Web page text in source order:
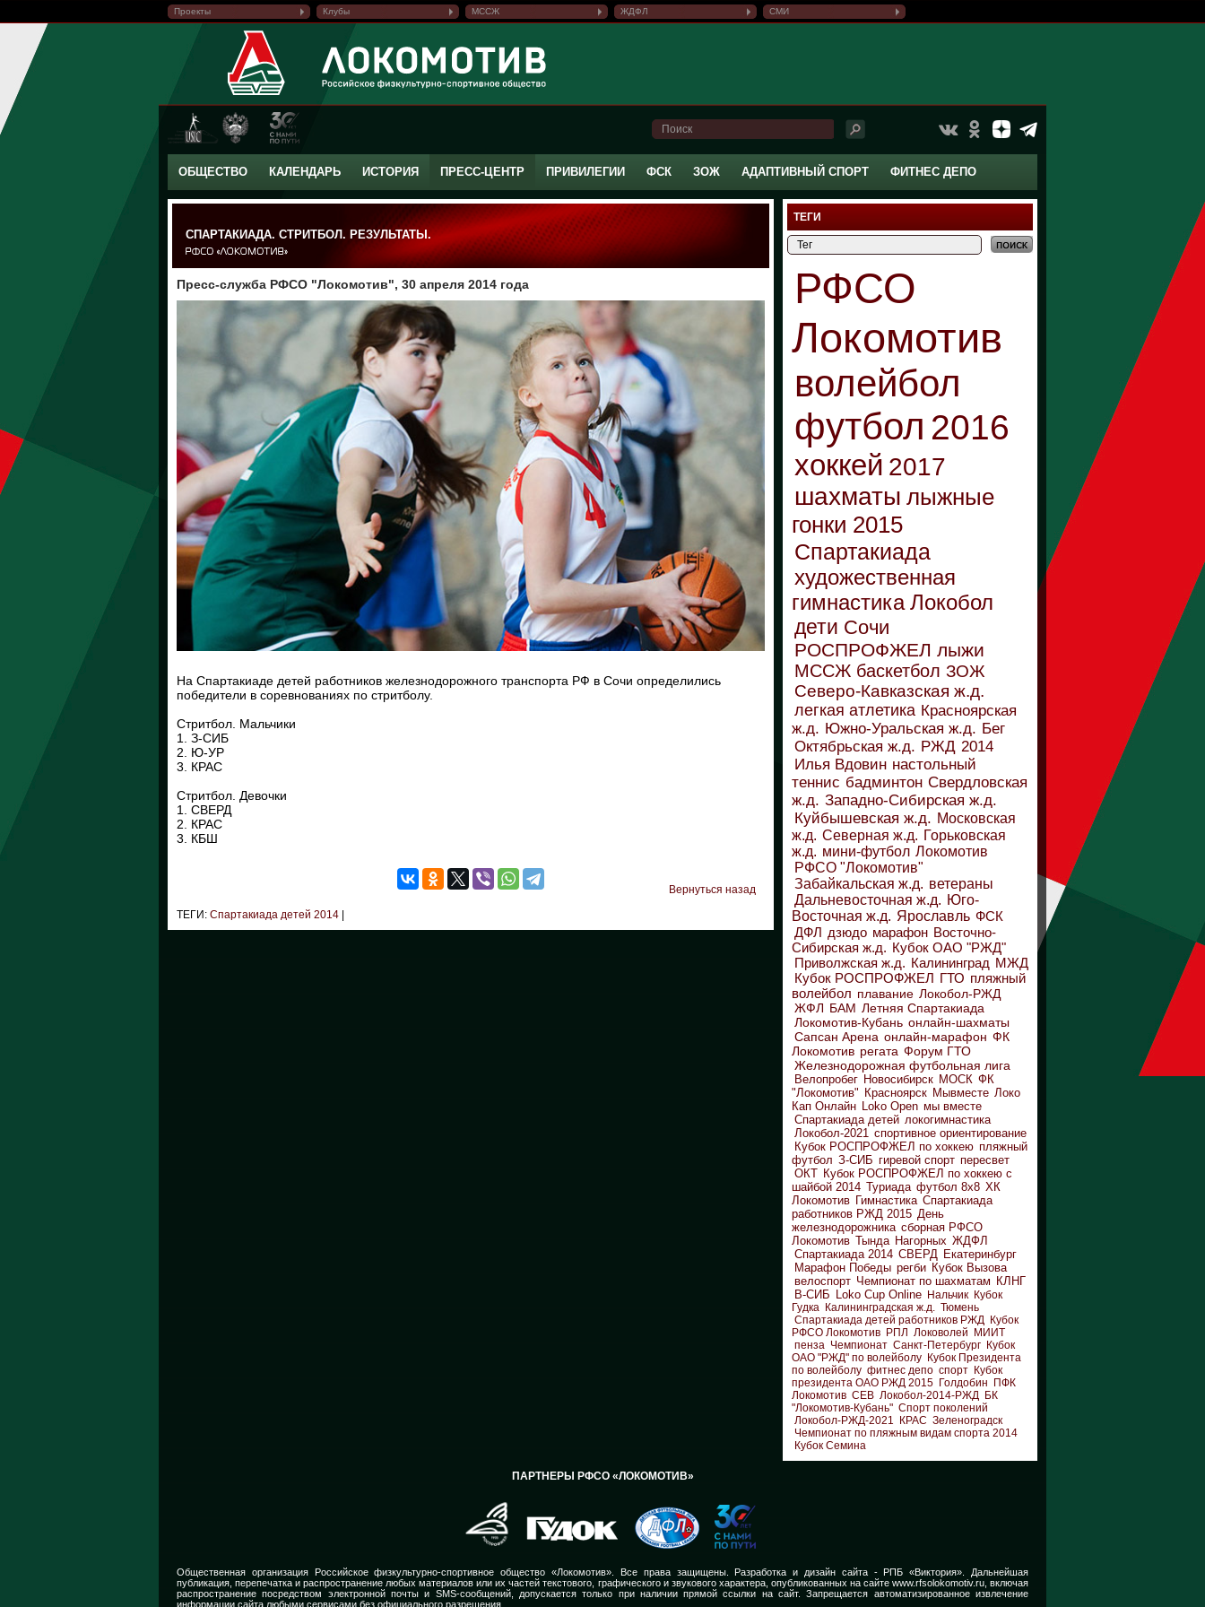
Проекты Клубы МССЖ ЖДФЛ СМИ
ОБЩЕСТВО КАЛЕНДАРЬ ИСТОРИЯ ПРЕСС-ЦЕНТР ПРИВИЛЕГИИ ФСК ЗОЖ АДАПТИВНЫЙ СПОРТ ФИТНЕС ДЕПО
СПАРТАКИАДА. СТРИТБОЛ. РЕЗУЛЬТАТЫ.
Пресс-служба РФСО "Локомотив", 30 апреля 2014 года
На Спартакиаде детей работников железнодорожного транспорта РФ в Сочи определились
победители в соревнованиях по стритболу.
Стритбол. Мальчики
1. З-СИБ
2. Ю-УР
3. КРАС
Стритбол. Девочки
1. СВЕРД
2. КРАС
3. КБШ
Вернуться назад
ТЕГИ: Спартакиада детей 2014
ТЕГИ
РФСО
Локомотив
волейбол
футбол 2016
хоккей 2017
шахматы лыжные
гонки 2015
Спартакиада
художественная
гимнастика Локобол
дети Сочи
РОСПРОФЖЕЛ лыжи
МССЖ баскетбол ЗОЖ
Северо-Кавказская ж.д.
легкая атлетика Красноярская
ж.д. Южно-Уральская ж.д. Бег
Октябрьская ж.д. РЖД 2014
Илья Вдовин настольный
теннис бадминтон Свердловская
ж.д. Западно-Сибирская ж.д.
Куйбышевская ж.д. Московская
ж.д. Северная ж.д. Горьковская
ж.д. мини-футбол Локомотив
РФСО "Локомотив"
Забайкальская ж.д. ветераны
Дальневосточная ж.д. Юго-
Восточная ж.д. Ярославль ФСК
ДФЛ дзюдо марафон Восточно-
Сибирская ж.д. Кубок ОАО "РЖД"
Приволжская ж.д. Калининград МЖД
Кубок РОСПРОФЖЕЛ ГТО пляжный
волейбол плавание Локобол-РЖД
ЖФЛ БАМ Летняя Спартакиада
Локомотив-Кубань онлайн-шахматы
Сапсан Арена онлайн-марафон ФК
Локомотив регата Форум ГТО
Железнодорожная футбольная лига
Велопробег Новосибирск МОСК ФК
"Локомотив" Красноярск Мывместе Локо
Кап Онлайн Loko Open мы вместе
Спартакиада детей локогимнастика
Локобол-2021 спортивное ориентирование
Кубок РОСПРОФЖЕЛ по хоккею пляжный
футбол З-СИБ гиревой спорт пересвет
ОКТ Кубок РОСПРОФЖЕЛ по хоккею с
шайбой 2014 Туриада футбол 8х8 ХК
Локомотив Гимнастика Спартакиада
работников РЖД 2015 День
железнодорожника сборная РФСО
Локомотив Тында Нагорных ЖДФЛ
Спартакиада 2014 СВЕРД Екатеринбург
Марафон Победы регби Кубок Вызова
велоспорт Чемпионат по шахматам КЛНГ
В-СИБ Loko Cup Online Нальчик Кубок
Гудка Калининградская ж.д. Тюмень
Спартакиада детей работников РЖД Кубок
РФСО Локомотив РПЛ Локоволей
МИИТ
пенза Чемпионат Санкт-Петербург Кубок
ОАО "РЖД" по волейболу Кубок Президента
по волейболу фитнес депо спорт Кубок
президента ОАО РЖД 2015 Голдобин
ПФК
Локомотив СЕВ Локобол-2014-РЖД БК
"Локомотив-Кубань" Спорт поколений
Локобол-РЖД-2021
КРАС Зеленоградск
Чемпионат по пляжным видам спорта 2014
Кубок Семина
ПАРТНЕРЫ РФСО «ЛОКОМОТИВ»
Общественная организация Российское физкультурно-спортивное общество «Локомотив». Все права защищены. Разработка и дизайн сайта - РПБ «Виктория».
Дальнейшая
публикация, перепечатка и распространение любых материалов или их частей текстового, графического и звукового характера, опубликованных на сайте www.rfsolokomotiv.ru, включая
распространение посредством электронной почты и SMS-сообщений, допускается только при наличии прямой ссылки на сайт. Запрещается автоматизированное извлечение
информации сайта любыми сервисами без официального разрешения.